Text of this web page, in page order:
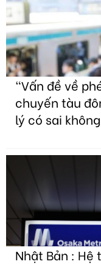
"Vấn đề về
chuyến tàu
lý có sai
Nhật Bản :